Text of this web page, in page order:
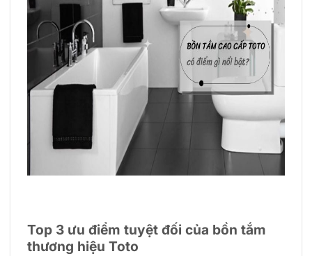
Top 3 ưu điểm tuyệt đối của bồn tắm
thương hiệu Toto